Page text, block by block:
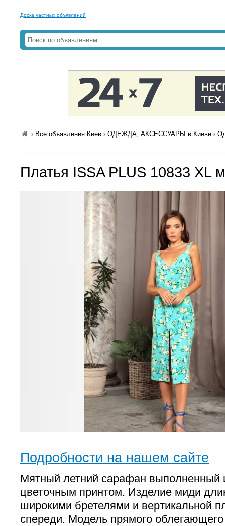
Доска частных объявлений
› Все объявления Киев ›ОДЕЖДА, АКСЕССУАРЫ в Киеве ›
Платья ISSA PLUS 10833 XL
Подробности на нашем сайте
Мятный летний сарафан выполненный
цветочным принтом. Изделие миди
широкими бретелями и вертикальной
спереди. Модель прямого